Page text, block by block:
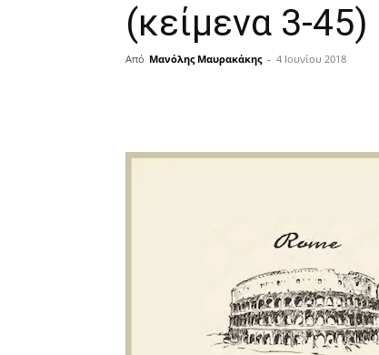
(κείμενα 3-45)
Από Μανόλης Μαυρακάκης - 4 Ιουνίου 2018